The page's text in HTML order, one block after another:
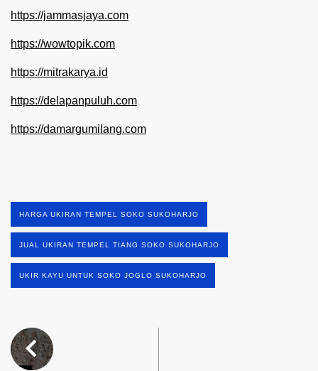
https://jammasjaya.com
https://wowtopik.com
https://mitrakarya.id
https://delapanpuluh.com
https://damargumilang.com
HARGA UKIRAN TEMPEL SOKO SUKOHARJO
JUAL UKIRAN TEMPEL TIANG SOKO SUKOHARJO
UKIR KAYU UNTUK SOKO JOGLO SUKOHARJO